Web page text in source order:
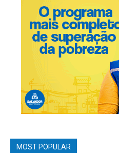
MOST POPULAR